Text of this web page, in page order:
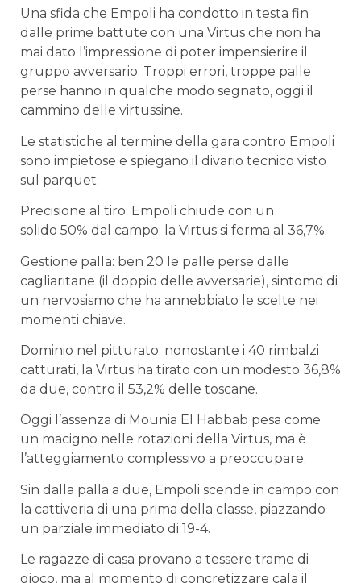
Una sfida che Empoli ha condotto in testa fin
dalle prime battute con una Virtus che non ha
mai dato l’impressione di poter impensierire il
gruppo avversario. Troppi errori, troppe palle
perse hanno in qualche modo segnato, oggi il
cammino delle virtussine.
Le statistiche al termine della gara contro Empoli
sono impietose e spiegano il divario tecnico visto
sul parquet:
Precisione al tiro: Empoli chiude con un
solido 50% dal campo; la Virtus si ferma al 36,7%.
Gestione palla: ben 20 le palle perse dalle
cagliaritane (il doppio delle avversarie), sintomo di
un nervosismo che ha annebbiato le scelte nei
momenti chiave.
Dominio nel pitturato: nonostante i 40 rimbalzi
catturati, la Virtus ha tirato con un modesto 36,8%
da due, contro il 53,2% delle toscane.
Oggi l’assenza di Mounia El Habbab pesa come
un macigno nelle rotazioni della Virtus, ma è
l’atteggiamento complessivo a preoccupare.
Sin dalla palla a due, Empoli scende in campo con
la cattiveria di una prima della classe, piazzando
un parziale immediato di 19-4.
Le ragazze di casa provano a tessere trame di
gioco, ma al momento di concretizzare cala il